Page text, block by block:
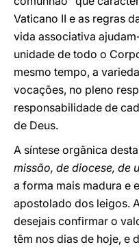
Vaticano II e as regras
vida associativa
unidade de todo o
mesmo tempo, a
vocações, no pleno
responsabilidade de
de Deus.
A síntese orgânica
missão, de diocese, de
a forma mais madura e
apostolado dos leigos.
desejais confirmar o
têm nos dias de hoje, e